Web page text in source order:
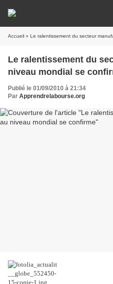
Accueil » Le ralentissement du secteur
Le ralentissement du
niveau mondial se
Publié le 01/09/2010 à 21:34
Par Apprendrelabourse.org